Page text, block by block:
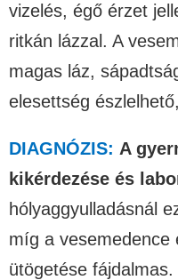
vizelés, égő érzet
ritkán lázzal. A
magas láz,
elesettség
DIAGNÓZIS: A
kikérdezése és
hólyaggyulladásnál
míg a vesemedence
ütögetése fájdalmas.